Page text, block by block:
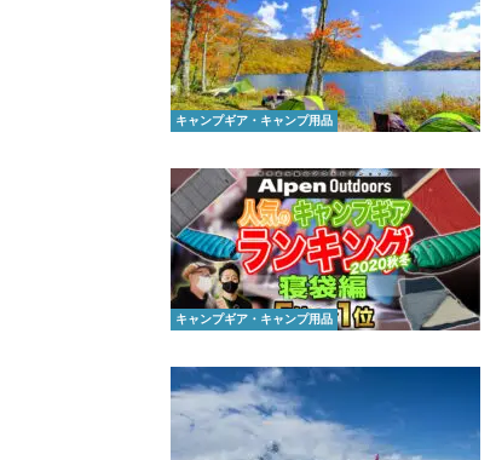
キャンプギア・キャンプ用品
キャンプギア・キャンプ用品